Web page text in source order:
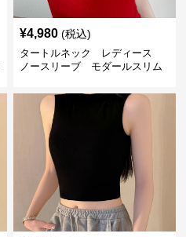
¥4,980 (税込)
タートルネック レディース
ノースリーブ モダールスリム